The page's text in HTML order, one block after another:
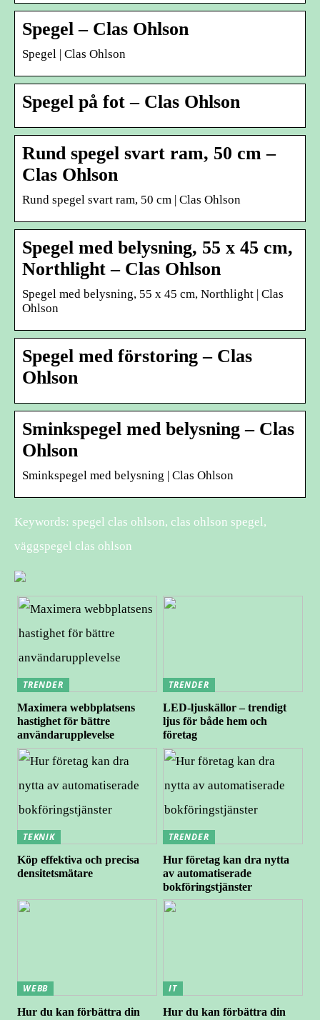
Spegel – Clas Ohlson
Spegel | Clas Ohlson
Spegel på fot – Clas Ohlson
Rund spegel svart ram, 50 cm –
Clas Ohlson
Rund spegel svart ram, 50 cm | Clas Ohlson
Spegel med belysning, 55 x 45 cm,
Northlight – Clas Ohlson
Spegel med belysning, 55 x 45 cm, Northlight | Clas
Ohlson
Spegel med förstoring – Clas
Ohlson
Sminkspegel med belysning – Clas
Ohlson
Sminkspegel med belysning | Clas Ohlson
Keywords: spegel clas ohlson, clas ohlson spegel,
väggspegel clas ohlson
TRENDER
Maximera webbplatsens
hastighet för bättre
användarupplevelse
TRENDER
LED-ljuskällor – trendigt
ljus för både hem och
företag
TEKNIK
Köp effektiva och precisa
densitetsmätare
TRENDER
Hur företag kan dra nytta
av automatiserade
bokföringstjänster
WEBB
Hur du kan förbättra din
IT
Hur du kan förbättra din